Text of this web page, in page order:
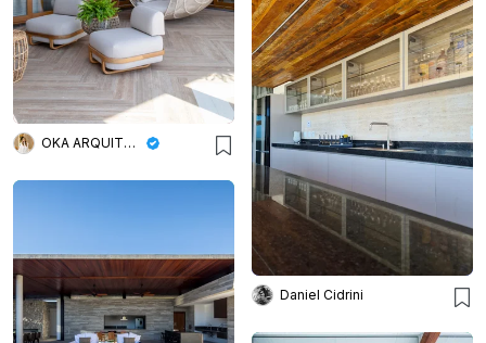
OKA ARQUITETURA
Daniel Cidrini